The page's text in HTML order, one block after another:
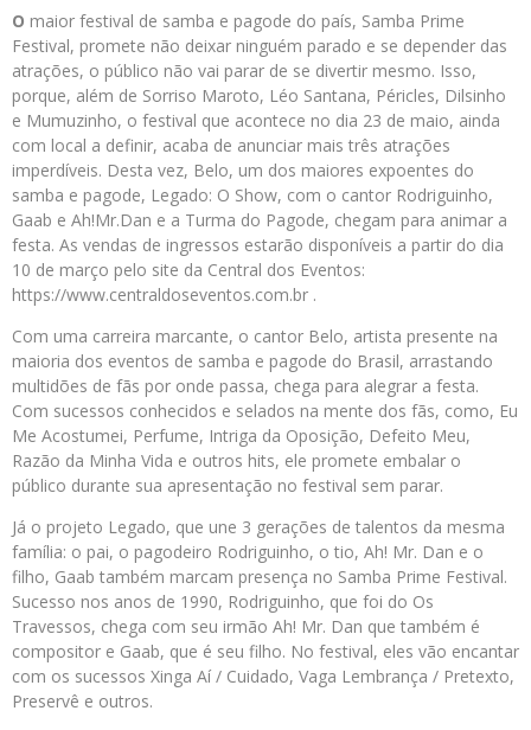
O maior festival de samba e pagode do país, Samba Prime
Festival, promete não deixar ninguém parado e se depender das
atrações, o público não vai parar de se divertir mesmo. Isso,
porque, além de Sorriso Maroto, Léo Santana, Péricles, Dilsinho
e Mumuzinho, o festival que acontece no dia 23 de maio, ainda
com local a definir, acaba de anunciar mais três atrações
imperdíveis. Desta vez, Belo, um dos maiores expoentes do
samba e pagode, Legado: O Show, com o cantor Rodriguinho,
Gaab e Ah!Mr.Dan e a Turma do Pagode, chegam para animar a
festa. As vendas de ingressos estarão disponíveis a partir do dia
10 de março pelo site da Central dos Eventos:
https://www.centraldoseventos.com.br .
Com uma carreira marcante, o cantor Belo, artista presente na
maioria dos eventos de samba e pagode do Brasil, arrastando
multidões de fãs por onde passa, chega para alegrar a festa.
Com sucessos conhecidos e selados na mente dos fãs, como, Eu
Me Acostumei, Perfume, Intriga da Oposição, Defeito Meu,
Razão da Minha Vida e outros hits, ele promete embalar o
público durante sua apresentação no festival sem parar.
Já o projeto Legado, que une 3 gerações de talentos da mesma
família: o pai, o pagodeiro Rodriguinho, o tio, Ah! Mr. Dan e o
filho, Gaab também marcam presença no Samba Prime Festival.
Sucesso nos anos de 1990, Rodriguinho, que foi do Os
Travessos, chega com seu irmão Ah! Mr. Dan que também é
compositor e Gaab, que é seu filho. No festival, eles vão encantar
com os sucessos Xinga Aí / Cuidado, Vaga Lembrança / Pretexto,
Preservê e outros.